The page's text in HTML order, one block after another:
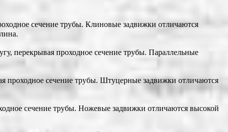
сечение трубы. Клиновые задвижки отличаются
перекрывая проходное сечение трубы. Параллельные
проходное сечение трубы. Штуцерные задвижки отличаются
сечение трубы. Ножевые задвижки отличаются высокой